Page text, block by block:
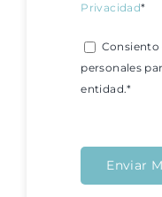
Privacidad*
Consiento
personales
entidad.*